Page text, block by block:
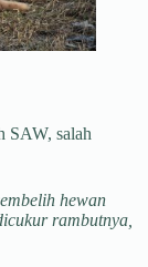
SAW, salah
hewan
rambutnya,